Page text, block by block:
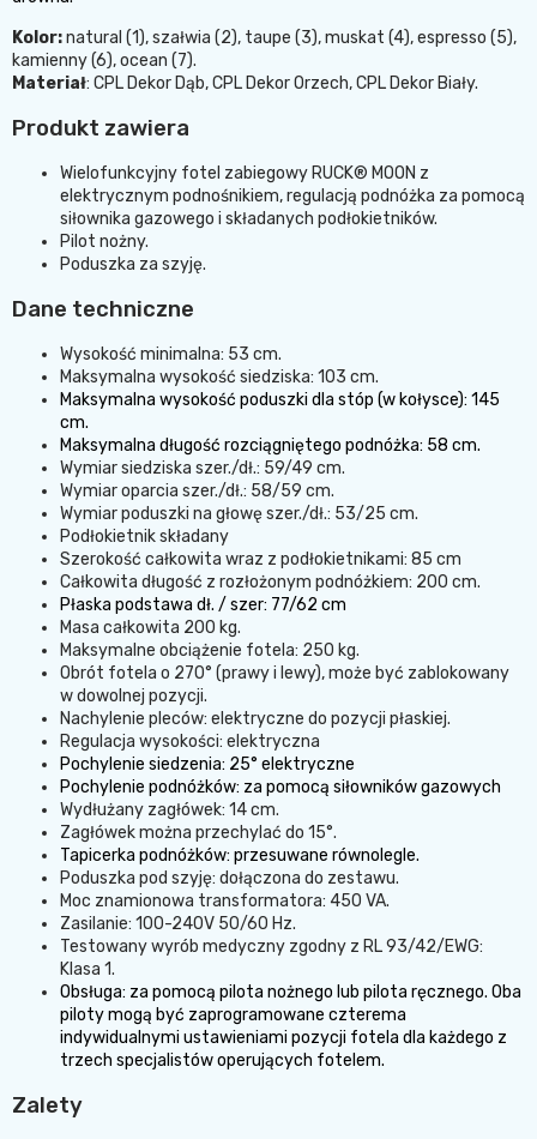
Kolor:natural (1), szałwia (2), taupe (3), muskat (4), espresso (5),
kamienny (6), ocean (7).
Materiał: CPL Dekor Dąb, CPL Dekor Orzech, CPL Dekor Biały.
Produkt zawiera
Wielofunkcyjny fotel zabiegowy RUCK® MOON z
elektrycznym podnośnikiem, regulacją podnóżka za pomocą
siłownika gazowego i składanych podłokietników.
Pilot nożny.
Poduszka za szyję.
Dane techniczne
Wysokość minimalna: 53 cm.
Maksymalna wysokość siedziska: 103 cm.
Maksymalna wysokość poduszki dla stóp (w kołysce): 145
cm.
Maksymalna długość rozciągniętego podnóżka: 58 cm.
Wymiar siedziska szer./dł.: 59/49 cm.
Wymiar oparcia szer./dł.: 58/59 cm.
Wymiar poduszki na głowę szer./dł.: 53/25 cm.
Podłokietnik składany
Szerokość całkowita wraz z podłokietnikami: 85 cm
Całkowita długość z rozłożonym podnóżkiem: 200 cm.
Płaska podstawa dł. / szer: 77/62 cm
Masa całkowita 200 kg.
Maksymalne obciążenie fotela: 250 kg.
Obrót fotela o 270° (prawy i lewy), może być zablokowany
w dowolnej pozycji.
Nachylenie pleców: elektryczne do pozycji płaskiej.
Regulacja wysokości: elektryczna
Pochylenie siedzenia: 25° elektryczne
Pochylenie podnóżków: za pomocą siłowników gazowych
Wydłużany zagłówek: 14 cm.
Zagłówek można przechylać do 15°.
Tapicerka podnóżków: przesuwane równolegle.
Poduszka pod szyję: dołączona do zestawu.
Moc znamionowa transformatora: 450 VA.
Zasilanie: 100-240V 50/60 Hz.
Testowany wyrób medyczny zgodny z RL 93/42/EWG:
Klasa 1.
Obsługa: za pomocą pilota nożnego lub pilota ręcznego. Oba
piloty mogą być zaprogramowane czterema
indywidualnymi ustawieniami pozycji fotela dla każdego z
trzech specjalistów operujących fotelem.
Zalety